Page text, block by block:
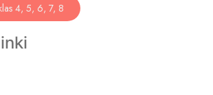
4, 5, 6, 7, 8